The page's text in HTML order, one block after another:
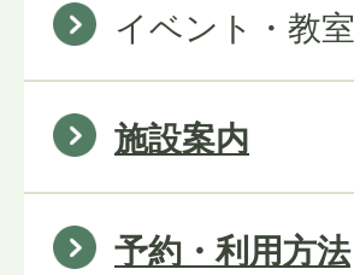
イベント・教室
施設案内
予約・利用方法